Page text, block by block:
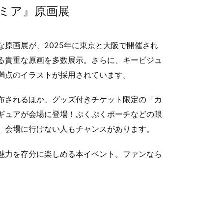
ア』原画展
原画展が、2025年に東京と大阪で開催され
重な原画を多数展示。さらに、キービジュ
のイラストが採用されています。
れるほか、グッズ付きチケット限定の「カ
アが会場に登場！ぷくぷくポーチなどの限
場に行けない人もチャンスがあります。
を存分に楽しめる本イベント。ファンなら